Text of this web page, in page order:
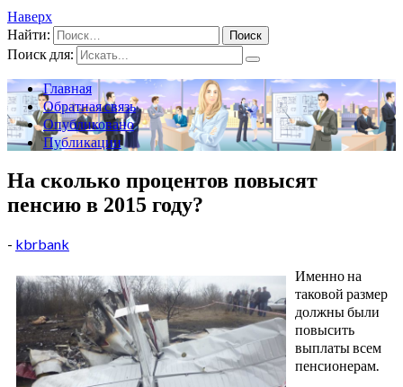
Наверх
Найти:
Поиск для:
Главная
Обратная связь
Опубликовано
Публикации
На сколько процентов повысят
пенсию в 2015 году?
- kbrbank
Именно на
таковой размер
должны были
повысить
выплаты всем
пенсионерам.